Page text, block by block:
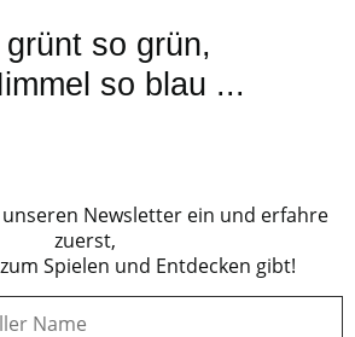
grünt so grün,
so blau ...
Newsletter ein und erfahre
zuerst,
Spielen und Entdecken gibt!